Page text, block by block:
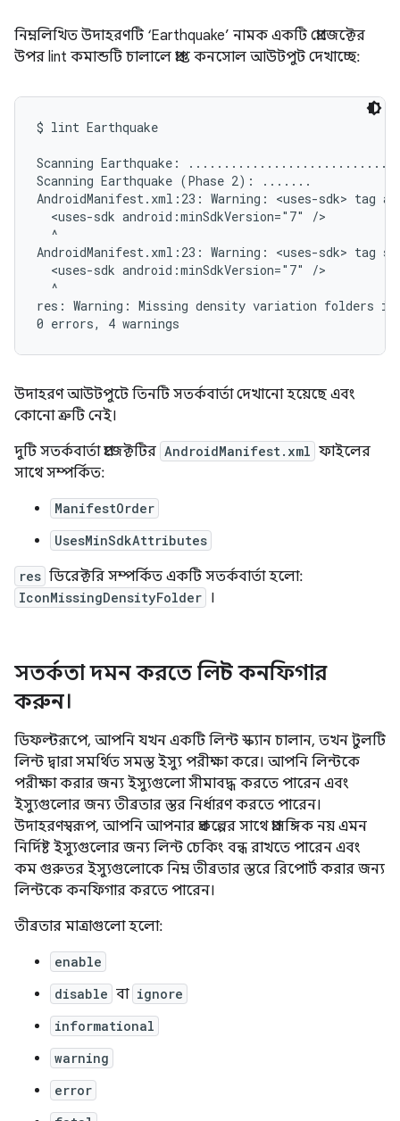
নিম্নলিখিত উদাহরণটি ‘Earthquake’ নামক একটি প্রোজেক্টের
উপর lint কমান্ডটি চালালে প্রাপ্ত কনসোল আউটপুট দেখাচ্ছে:
$ lint Earthquake
Scanning Earthquake:
Scanning Earthquake (Phase 2): .......
AndroidManifest.xml:23: Warning: <uses-sdk> tag
  <uses-sdk android:minSdkVersion="7" />
  ^
AndroidManifest.xml:23: Warning: <uses-sdk>
  <uses-sdk android:minSdkVersion="7" />
  ^
res: Warning: Missing density variation folders in
উদাহরণ আউটপুটে তিনটি সতর্কবার্তা দেখানো হয়েছে এবং
কোনো ত্রুটি নেই।
দুটি সতর্কবার্তা প্রজেক্টটির AndroidManifest.xml ফাইলের
সাথে সম্পর্কিত:
ManifestOrder
UsesMinSdkAttributes
res ডিরেক্টরি সম্পর্কিত একটি সতর্কবার্তা হলো:
IconMissingDensityFolder ।
সতর্কতা দমন করতে লিন্ট কনফিগার
করুন।
ডিফল্টরূপে, আপনি যখন একটি লিন্ট স্ক্যান চালান, তখন টুলটি
লিন্ট দ্বারা সমর্থিত সমস্ত ইস্যু পরীক্ষা করে। আপনি লিন্টকে
পরীক্ষা করার জন্য ইস্যুগুলো সীমাবদ্ধ করতে পারেন এবং
ইস্যুগুলোর জন্য তীব্রতার স্তর নির্ধারণ করতে পারেন।
উদাহরণস্বরূপ, আপনি আপনার প্রকল্পের সাথে প্রাসঙ্গিক নয় এমন
নির্দিষ্ট ইস্যুগুলোর জন্য লিন্ট চেকিং বন্ধ রাখতে পারেন এবং
কম গুরুতর ইস্যুগুলোকে নিম্ন তীব্রতার স্তরে রিপোর্ট করার জন্য
লিন্টকে কনফিগার করতে পারেন।
তীব্রতার মাত্রাগুলো হলো:
enable
disable বা ignore
informational
warning
error